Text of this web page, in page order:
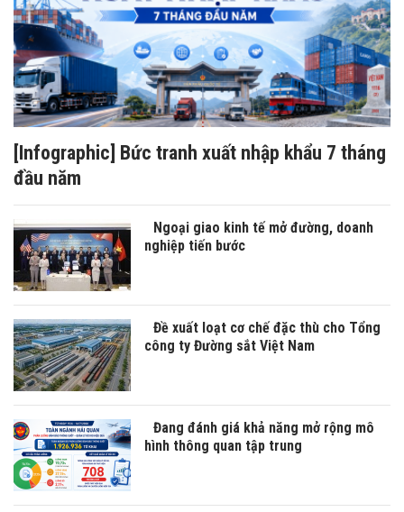
[Infographic] Bức tranh xuất nhập khẩu 7 tháng
đầu năm
Ngoại giao kinh tế mở đường, doanh
nghiệp tiến bước
Đề xuất loạt cơ chế đặc thù cho Tổng
công ty Đường sắt Việt Nam
Đang đánh giá khả năng mở rộng mô
hình thông quan tập trung